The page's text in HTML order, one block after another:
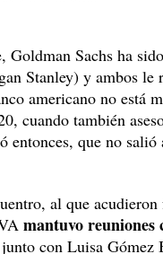
Goldman Sachs ha
Stanley) y ambos le
americano no está
cuando también
entonces, que no salió
al que
mantuvo reuniones
con Luisa